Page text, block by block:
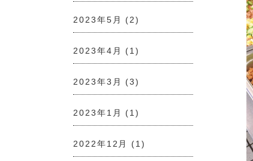
2023年5月 (2)
2023年4月 (1)
2023年3月 (3)
2023年1月 (1)
2022年12月 (1)